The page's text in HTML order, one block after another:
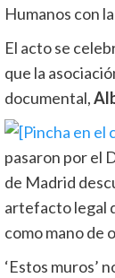
Humanos con
El acto se
que la
documental,
pasaron por el
de Madrid
artefacto legal
como mano de
‘Estos muros’